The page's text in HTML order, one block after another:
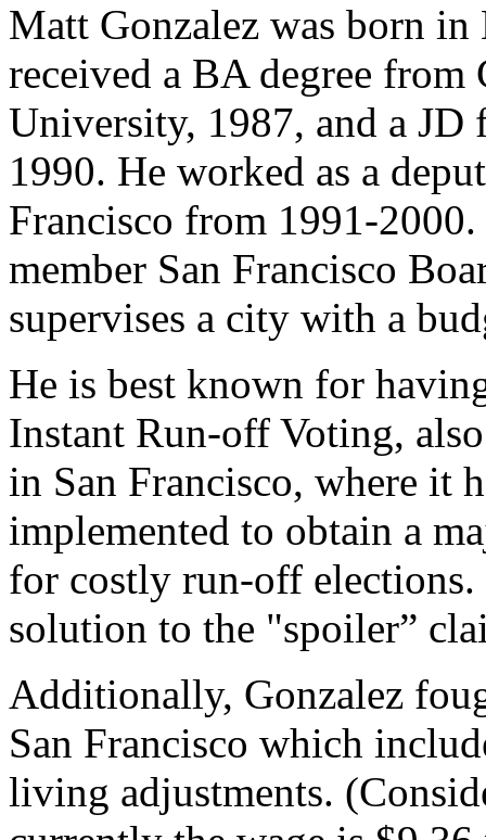
Matt Gonzalez was born
received a BAdegree from
University, 1987, and a JD
1990. He worked as a
Francisco from 1991-
member San Francisco
supervises a city with a
He is best known for
Instant Run-off Voting,
in San Francisco, where it
implemented to obtain a
for costly run-off
solution to the "spoiler”
Additionally, Gonzalez
San Francisco which
living adjustments.